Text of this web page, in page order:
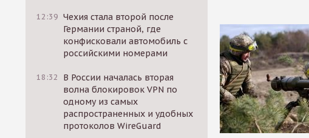
12:39 Чехия стала второй после
Германии страной, где
конфисковали автомобиль с
российскими номерами
18:32
В России началась вторая
волна блокировок VPN по
одному из самых
распространенных и удобных
протоколов WireGuard